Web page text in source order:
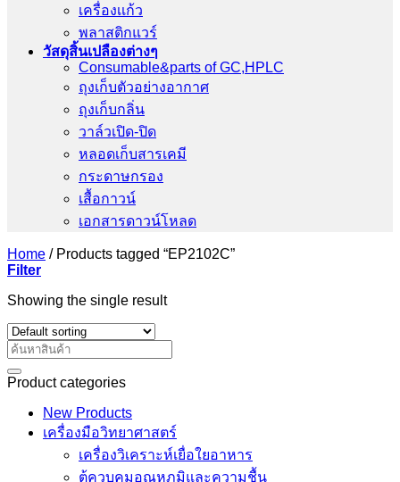
เครื่องเเก้ว
พลาสติกแวร์
วัสดุสิ้นเปลืองต่างๆ
Consumable&parts of GC,HPLC
ถุงเก็บตัวอย่างอากาศ
ถุงเก็บกลิ่น
วาล์วเปิด-ปิด
หลอดเก็บสารเคมี
กระดาษกรอง
เสื้อกาวน์
เอกสารดาวน์โหลด
Home /Products tagged “EP2102C”
Filter
Showing the single result
Search
for:
Product categories
New Products
เครื่องมือวิทยาศาสตร์
เครื่องวิเคราะห์เยื่อใยอาหาร
ตู้ควบคุมอุณหภูมิและความชื้น